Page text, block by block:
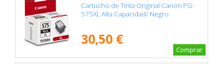
Cartucho de Tinta Original Canon PG-
575XL Alta Capacidad/ Negro
30,50 €
Comprar